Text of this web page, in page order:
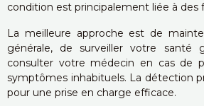
condition est principalement liée à des
La meilleure approche est de
générale, de surveiller votre santé
consulter votre médecin en cas de
symptômes inhabituels. La détection
pour une prise en charge efficace.